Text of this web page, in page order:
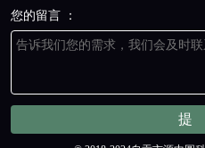
您的留言 ：